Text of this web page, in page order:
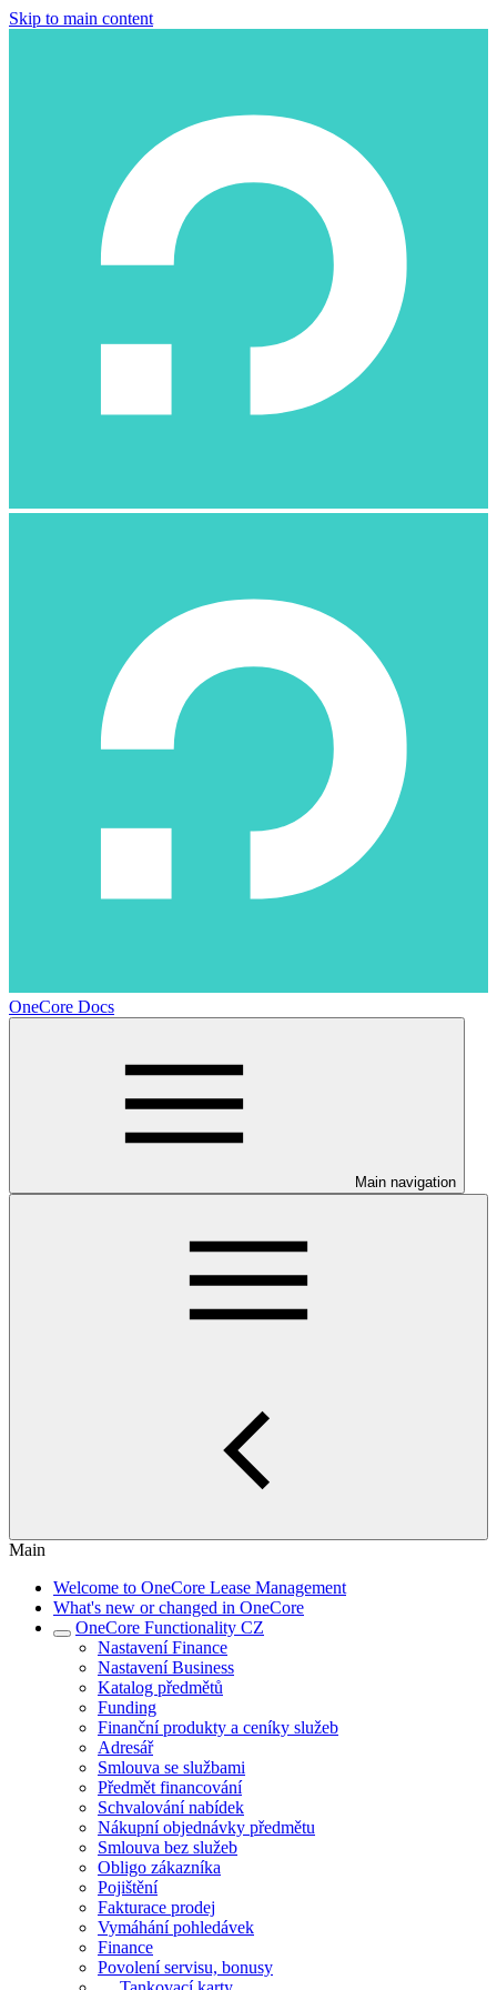
Skip to main content
OneCore Docs
Main navigation
Main
Welcome to OneCore Lease Management
What's new or changed in OneCore
OneCore Functionality CZ
Nastavení Finance
Nastavení Business
Katalog předmětů
Funding
Finanční produkty a ceníky služeb
Adresář
Smlouva se službami
Předmět financování
Schvalování nabídek
Nákupní objednávky předmětu
Smlouva bez služeb
Obligo zákazníka
Pojištění
Fakturace prodej
Vymáhání pohledávek
Finance
Povolení servisu, bonusy